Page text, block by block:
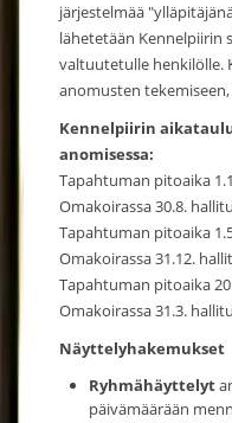
järjestelmää
lähetetään Kennelpiirin
valtuutetulle henkilölle.
anomusten
Kennelpiirin
anomisessa:
Tapahtuman pitoaika
Omakoirassa 30.8.
Tapahtuman pitoaika
Omakoirassa 31.12.
Tapahtuman pitoaika
Omakoirassa 31.3.
Näyttelyhakemukset
Ryhmähäyttelyt
päivämäärään